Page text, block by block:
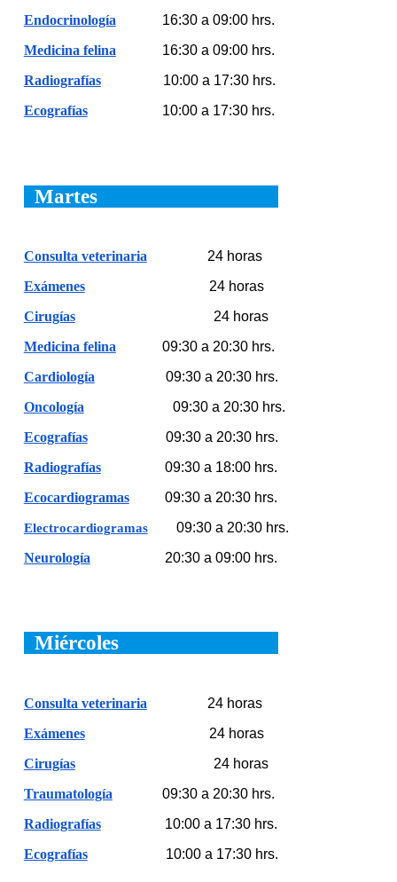
Endocrinología 16:30 a 09:00 hrs.
Medicina felina 16:30 a 09:00 hrs.
Radiografías
10:00 a 17:30 hrs.
Ecografías
10:00 a 17:30 hrs.
Martes
Consulta veterinaria 24 horas
Exámenes24 horas
Cirugías
24 horas
Medicina felina
09:30 a 20:30 hrs.
Cardiología
09:30 a 20:30hrs.
Oncología
09:30 a 20:30hrs.
Ecografías
09:30 a 20:30hrs.
Radiografías09:30 a 18:00 hrs.
Ecocardiogramas09:30 a 20:30hrs.
Electrocardiogramas 09:30 a 20:30hrs.
Neurología
20:30 a 09:00 hrs.
Miércoles
Consulta veterinaria 24 horas
Exámenes24 horas
Cirugías
24 horas
Traumatología 09:30 a 20:30 hrs.
Radiografías10:00 a 17:30 hrs.
Ecografías10:00 a 17:30 hrs.